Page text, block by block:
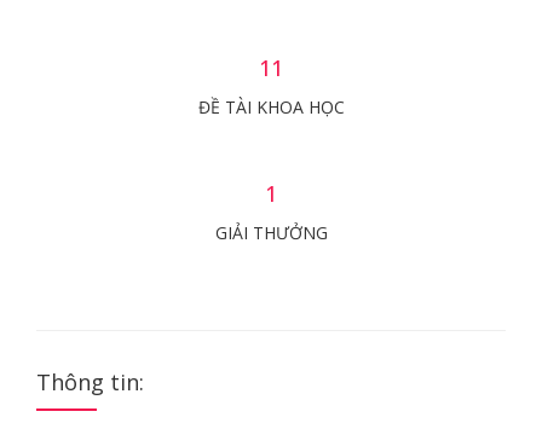
11
ĐỀ TÀI KHOA HỌC
1
GIẢI THƯỞNG
Thông tin: